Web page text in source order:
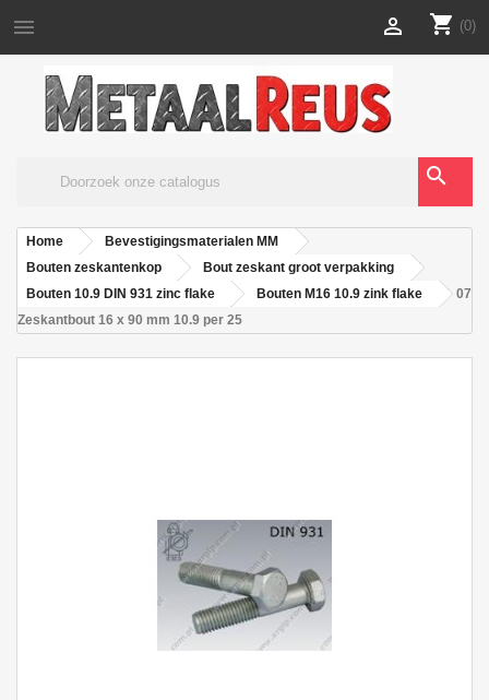
 shopping_cart (0)

search
Home
Bevestigingsmaterialen MM
Bouten zeskantenkop
Bout zeskant groot verpakking
Bouten 10.9 DIN 931 zinc flake
Bouten M16 10.9 zink flake
07
Zeskantbout 16 x 90 mm 10.9 per 25